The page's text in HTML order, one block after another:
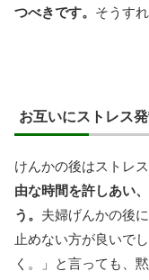
つべきです。 そうす
お互いにストレス
けんかの後はストレ
由な時間を許しあい
う。 夫婦げんかの後
止めない方が良いで
く。」と言っても、